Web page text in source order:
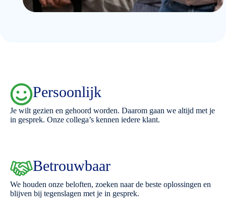
Persoonlijk
Je wilt gezien en gehoord worden. Daarom gaan we altijd met je
in gesprek. Onze collega’s kennen iedere klant.
Betrouwbaar
We houden onze beloften, zoeken naar de beste oplossingen en
blijven bij tegenslagen met je in gesprek.